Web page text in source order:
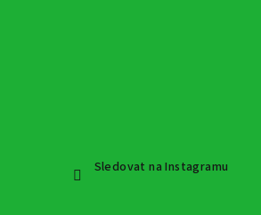
Sledovat na Instagramu